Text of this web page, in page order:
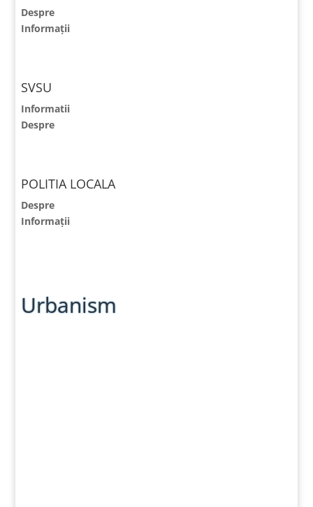
Despre
Informații
SVSU
Informatii
Despre
POLITIA LOCALA
Despre
Informații
Urbanism